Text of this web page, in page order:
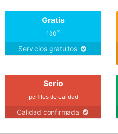
Gratis
100%
Servicios gratuitos
Serio
perfiles de calidad
Calidad confirmada